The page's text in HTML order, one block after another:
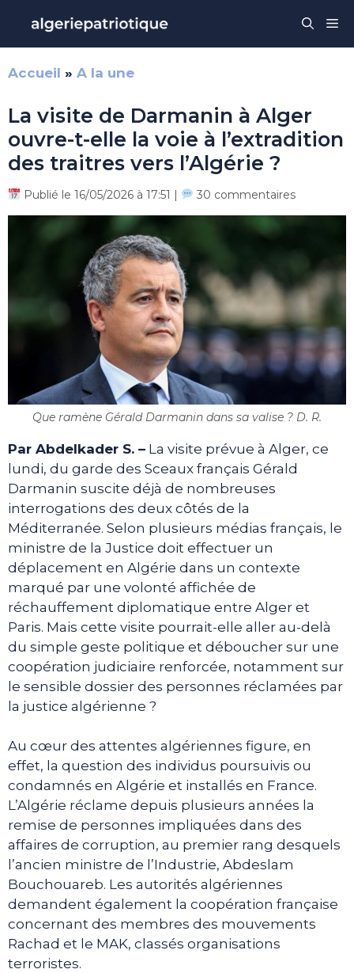
contenu
Accueil » A la une
La visite de Darmanin à Alger
ouvre-t-elle la voie à l’extradition
des traitres vers l’Algérie ?
Publié le 16/05/2026 à 17:51 | 30 commentaires
Que ramène Gérald Darmanin dans sa valise ? D. R.
Par Abdelkader S. – La visite prévue à Alger, ce
lundi, du garde des Sceaux français Gérald
Darmanin suscite déjà de nombreuses
interrogations des deux côtés de la
Méditerranée. Selon plusieurs médias français, le
ministre de la Justice doit effectuer un
déplacement en Algérie dans un contexte
marqué par une volonté affichée de
réchauffement diplomatique entre Alger et
Paris. Mais cette visite pourrait-elle aller au-delà
du simple geste politique et déboucher sur une
coopération judiciaire renforcée, notamment sur
le sensible dossier des personnes réclamées par
la justice algérienne ?
Au cœur des attentes algériennes figure, en
effet, la question des individus poursuivis ou
condamnés en Algérie et installés en France.
L’Algérie réclame depuis plusieurs années la
remise de personnes impliquées dans des
affaires de corruption, au premier rang desquels
l’ancien ministre de l’Industrie, Abdeslam
Bouchouareb. Les autorités algériennes
demandent également la coopération française
concernant des membres des mouvements
Rachad et le MAK, classés organisations
terroristes.